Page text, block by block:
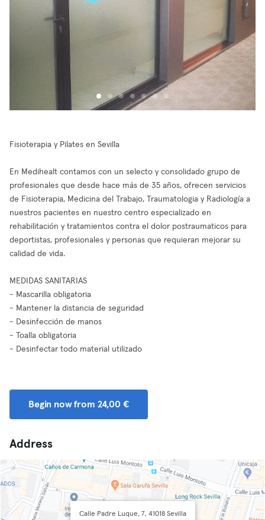
Fisioterapia y Pilates en Sevilla
En Medihealt contamos con un selecto y consolidado grupo de
profesionales que desde hace más de 35 años, ofrecen servicios
de Fisioterapia, Medicina del Trabajo, Traumatologia y Radiología a
nuestros pacientes en nuestro centro especializado en
rehabilitación y tratamientos contra el dolor postraumaticos para
deportistas, profesionales y personas que requieran mejorar su
calidad de vida.
MEDIDAS SANITARIAS
- Mascarilla obligatoria
- Mantener la distancia de seguridad
- Desinfección de manos
- Toalla obligatoria
- Desinfectar todo material utilizado
Begin now from 24,00 €
Address
Calle Padre Luque, 7, 41018 Sevilla